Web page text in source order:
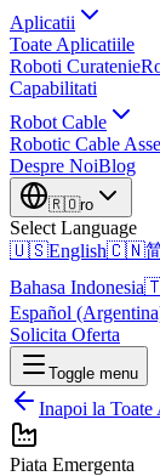
Aplicatii
Toate Aplicatiile
Roboti Curatenie
Capabilitati
Robot Cable
Robotic Cable
Despre NoiBlog
🇷🇴ro
Select Language
🇺🇸English🇨🇳
Bahasa Indonesia
Español
Solicita Oferta
Toggle menu
Inapoi la
Piata Emergenta